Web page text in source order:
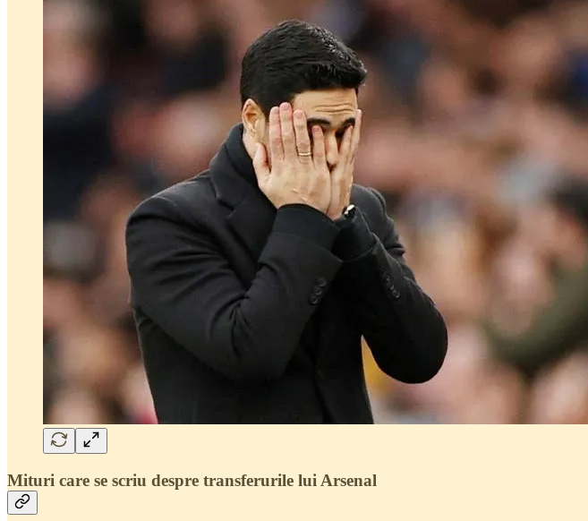
Mituri care se scriu despre transferurile lui Arsenal